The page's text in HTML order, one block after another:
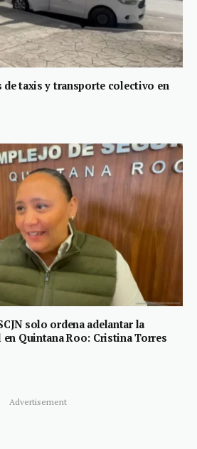
de taxis y transporte colectivo en
solo ordena adelantar la
Quintana Roo: Cristina Torres
Advertisement